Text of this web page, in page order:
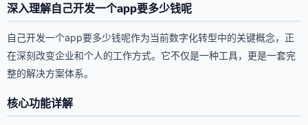
深入理解自己开发一个app要多少钱呢
自己开发一个app要多少钱呢作为当前数字化转型中的关键概念，正
在深刻改变企业和个人的工作方式。它不仅是一种工具，更是一套完
整的解决方案体系。
核心功能详解